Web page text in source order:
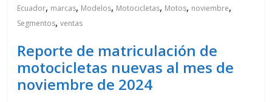
Ecuador, marcas, Modelos, Motocicletas, Motos, noviembre,
Segmentos,ventas
Reporte de matriculación de
motocicletas nuevas al mes de
noviembre de 2024